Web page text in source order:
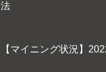
法
【マイニング状況】